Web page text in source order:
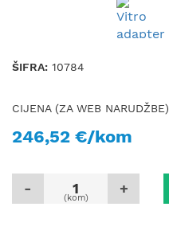
ŠIFRA: 10784
CIJENA (ZA WEB NARUDŽBE)
246,52 €/kom
- +
(kom)